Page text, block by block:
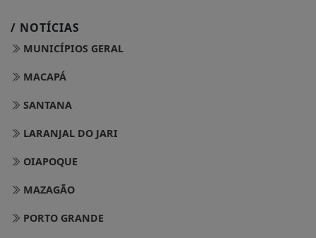
/ NOTÍCIAS
MUNICÍPIOS GERAL
MACAPÁ
SANTANA
LARANJAL DO JARI
OIAPOQUE
MAZAGÃO
PORTO GRANDE